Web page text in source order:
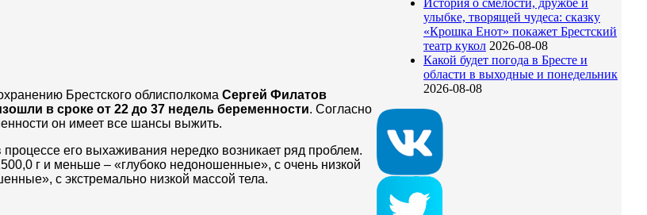
Брестского облисполкома Сергей Филатов
в сроке от 22 до 37 недель беременности. Согласно
он имеет все шансы выжить.
его выхаживания нередко возникает ряд проблем.
г и меньше – «глубоко недоношенные», с очень низкой
с экстремально низкой массой тела.
История о смелости, дружбе и
улыбке, творящей чудеса: сказку
«Крошка Енот» покажет Брестский
театр кукол 2026-08-08
Какой будет погода в Бресте и
области в выходные и понедельник
2026-08-08